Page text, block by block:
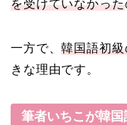
を受けていなかった
一方で、韓国語初
きな理由です。
筆者いちこが韓